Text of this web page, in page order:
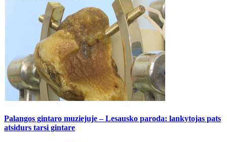
Palangos gintaro muziejuje – Lesausko paroda: lankytojas pats
atsidurs tarsi gintare